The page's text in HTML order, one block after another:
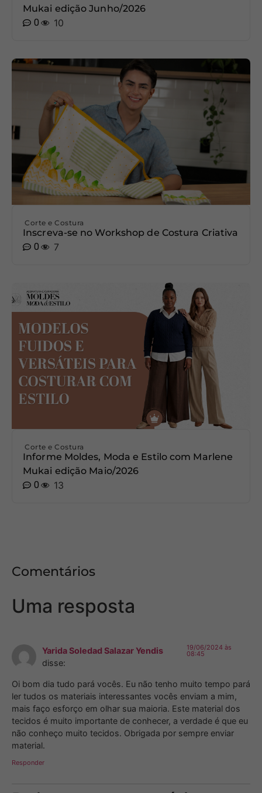
Mukai edição Junho/2026
0
10
Corte e Costura
Inscreva-se no Workshop de Costura Criativa
0
7
Corte e Costura
Informe Moldes, Moda e Estilo com Marlene
Mukai edição Maio/2026
0
13
Comentários
Uma resposta
Yarida Soledad Salazar Yendis
disse:
19/06/2024 às
08:45
Oi bom dia tudo pará vocês. Eu não tenho muito tempo pará
ler tudos os materiais interessantes vocês enviam a mim,
mais faço esforço em olhar sua maioria. Este material dos
tecidos é muito importante de conhecer, a verdade é que eu
não conheço muito tecidos. Obrigada por sempre enviar
material.
Responder